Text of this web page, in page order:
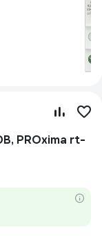
PROxima rt-